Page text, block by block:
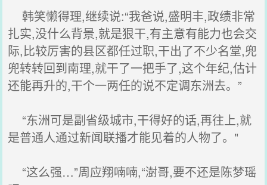
韩笑懒得理,继续说:“我爸说,盛明丰,政绩非常
扎实,没什么背景,就是狠干,有主意有能力也会交
际,比较厉害的县区都任过职,干出了不少名堂,兜
兜转转回到南理,就干了一把手了,这个年纪,估计
还能再升的,干个一两任的说不定调东洲去。”
“东洲可是副省级城市,干得好的话,再往上,就
是普通人通过新闻联播才能见着的人物了。"
“这么强…”周应翔喃喃,“澍哥,要不还是陈梦瑶